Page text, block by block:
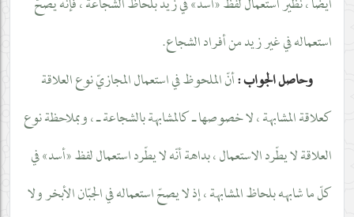
أيضا ، نظير استعمال لفظ «أسد» في زيد بلحاظ الشجاعة ، فإنّه يصحّ
استعماله في غير زيد من أفراد الشجاع.
وحاصل الجواب :أنّ الملحوظ في استعمال المجازيّ نوع العلاقة
كعلاقة المشابهة ، لا خصوصها ـ كالمشابهة بالشجاعة ـ ، وبملاحظة نوع
العلاقة لا يطّرد الاستعمال ، بداهة أنّه لا يطّرد استعمال لفظ «أسد» في
كلّ ما شابهه بلحاظ المشابهة ، إذ لا يصحّ استعماله في الجبّان الأبخر ولا